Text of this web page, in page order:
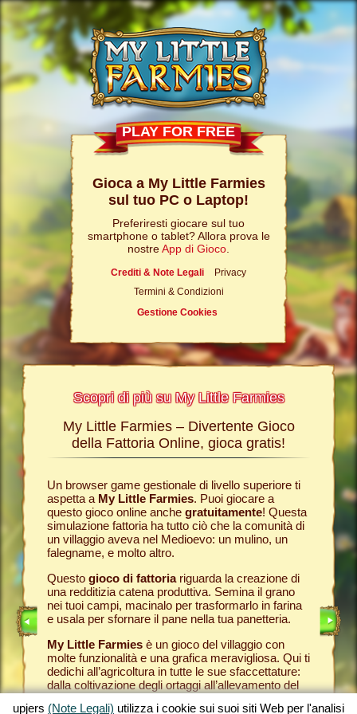
PLAY FOR FREE
Gioca a My Little Farmies
sul tuo PC o Laptop!
Preferiresti giocare sul tuo
smartphone o tablet? Allora prova le
nostreApp di Gioco
Crediti & Note Legali
Privacy
Termini & Condizioni
Gestione Cookies
Scopri di più su My Little Farmies
Nelle
nostro
sui
My Little Farmies – Divertente Gioco
della Fattoria Online, gioca gratis!
Un browser game gestionale di livello superiore ti
aspetta a My Little Farmies. Puoi giocare a
questo gioco online anche gratuitamente! Questa
simulazione fattoria ha tutto ciò che la comunità di
un villaggio aveva nel Medioevo: un mulino, un
falegname, e molto altro.
Questo gioco di fattoriariguarda la creazione di
una redditizia catena produttiva. Semina il grano
nei tuoi campi, macinalo per trasformarlo in farina
e usala per sfornare il pane nella tua panetteria.
My Little Farmiesè un gioco del villaggio con
molte funzionalità e una grafica meravigliosa. Qui ti
dedichi all’agricoltura in tutte le sue sfaccettature:
dalla coltivazione degli ortaggi all’allevamento del
Tutto
nella
Per
nella
Come
ti
che
gran
creato
My
gioco
upjers (Note Legali) utilizza i cookie sui suoi siti Web per l'analisi